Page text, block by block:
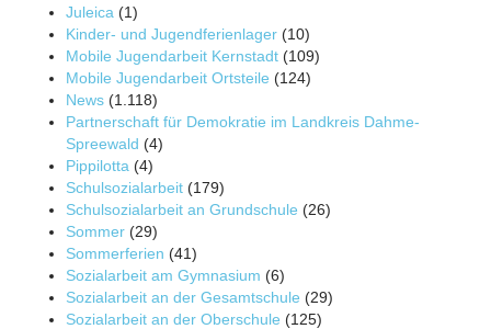
Juleica (1)
Kinder- und Jugendferienlager (10)
Mobile Jugendarbeit Kernstadt (109)
Mobile Jugendarbeit Ortsteile (124)
News (1.118)
Partnerschaft für Demokratie im Landkreis Dahme-
Spreewald (4)
Pippilotta (4)
Schulsozialarbeit (179)
Schulsozialarbeit an Grundschule (26)
Sommer (29)
Sommerferien (41)
Sozialarbeit am Gymnasium (6)
Sozialarbeit an der Gesamtschule (29)
Sozialarbeit an der Oberschule (125)